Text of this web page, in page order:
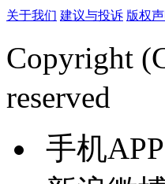
关于我们 建议与投诉 版权
Copyright
reserved
手机APP